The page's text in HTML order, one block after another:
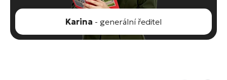
Karina - generální ředitel